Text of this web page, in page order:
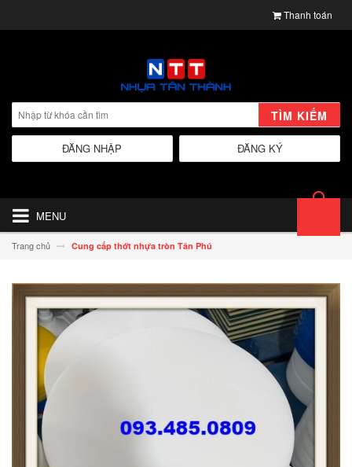
Thanh toán
TÌM KIẾM
ĐĂNG KÝ
ĐĂNG NHẬP
MENU
Trang chủ Cung cấp thớt nhựa tròn Tân Phú